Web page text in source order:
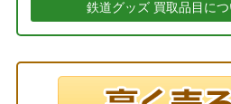
鉄道グッズ 買取品目に